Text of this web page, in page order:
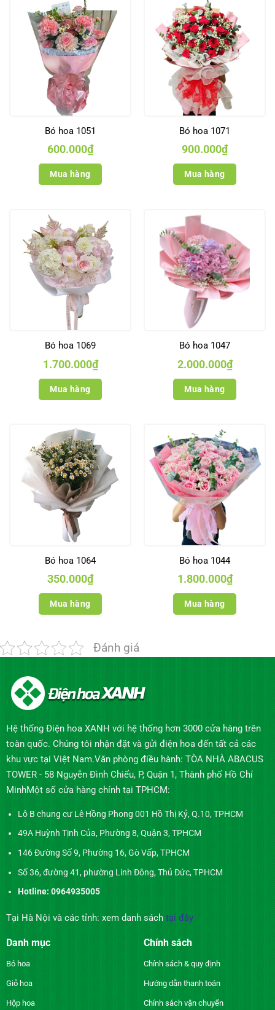
Bó hoa 1051
600.000₫
Mua hàng
Bó hoa 1071
900.000₫
Mua hàng
Bó hoa 1069
1.700.000₫
Mua hàng
Bó hoa 1047
2.000.000₫
Mua hàng
Bó hoa 1064
350.000₫
Mua hàng
Bó hoa 1044
1.800.000₫
Mua hàng
Đánh giá
Hệ thống Điện hoa XANH với hệ thống hơn 3000 cửa hàng trên
toàn quốc. Chúng tôi nhận đặt và gửi điện hoa đến tất cả các
khu vực tại Việt Nam.Văn phòng điều hành: TÒA NHÀ ABACUS
TOWER - 58 Nguyễn Đình Chiểu, P, Quận 1, Thành phố Hồ Chí
MinhMột số cửa hàng chính tại TPHCM:
Lô B chung cư Lê Hồng Phong 001 Hồ Thị Kỷ, Q.10, TPHCM
49A Huỳnh Tịnh Của, Phường 8, Quận 3, TPHCM
146 Đường Số 9, Phường 16, Gò Vấp, TPHCM
Số 36, đường 41, phường Linh Đông, Thủ Đức, TPHCM
Hotline: 0964935005
Tại Hà Nội và các tỉnh: xem danh sách tại đây
Danh mục
Bó hoa
Giỏ hoa
Hộp hoa
Chính sách
Chính sách & quy định
Hướng dẫn thanh toán
Chính sách vận chuyển